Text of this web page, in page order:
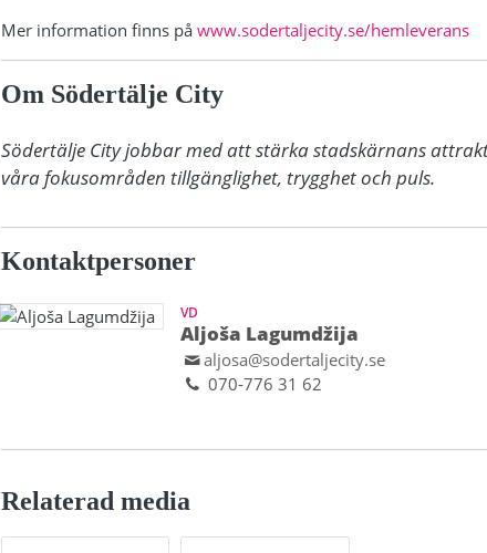
Mer information finns på www.sodertaljecity.se/hemleverans
Om Södertälje City
Södertälje City jobbar med att stärka stadskärnans
våra fokusområden tillgänglighet, trygghet och puls.
Kontaktpersoner
VD
Aljoša Lagumdžija
aljosa@sodertaljecity.se
070-776 31 62
Relaterad media